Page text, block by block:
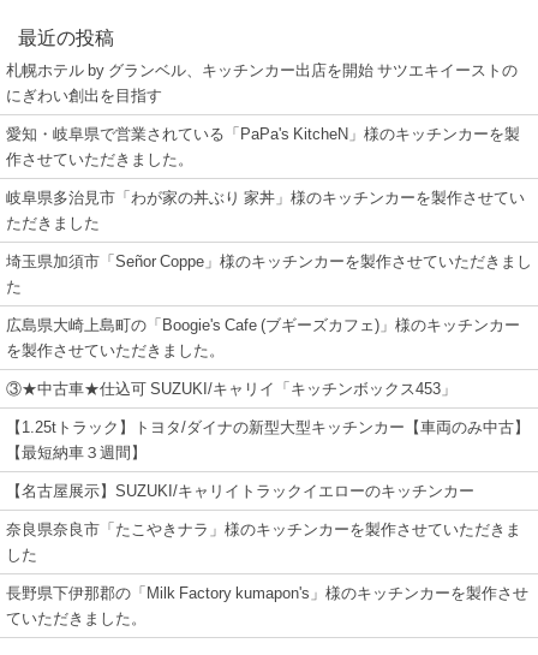
最近の投稿
札幌ホテル by グランベル、キッチンカー出店を開始 サツエキイーストの
にぎわい創出を目指す
愛知・岐阜県で営業されている「PaPa's KitcheN」様のキッチンカーを製
作させていただきました。
岐阜県多治見市「わが家の丼ぶり 家丼」様のキッチンカーを製作させてい
ただきました
埼玉県加須市「Señor Coppe」様のキッチンカーを製作させていただきまし
た
広島県大崎上島町の「Boogie's Cafe (ブギーズカフェ)」様のキッチンカー
を製作させていただきました。
③★中古車★仕込可 SUZUKI/キャリイ「キッチンボックス453」
【1.25tトラック】トヨタ/ダイナの新型大型キッチンカー【車両のみ中古】
【最短納車３週間】
【名古屋展示】SUZUKI/キャリイトラックイエローのキッチンカー
奈良県奈良市「たこやきナラ」様のキッチンカーを製作させていただきま
した
長野県下伊那郡の「Milk Factory kumapon's」様のキッチンカーを製作させ
ていただきました。